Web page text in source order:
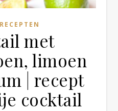
RECEPTEN
met
limoen
| recept
cocktail